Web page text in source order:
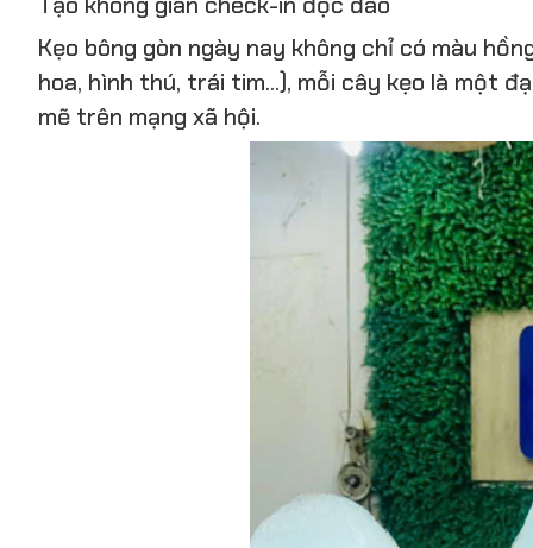
Kẹo bông gòn ngày nay không chỉ có màu
hoa, hình thú, trái tim...), mỗi cây kẹo là một
mẽ trên mạng xã hội.